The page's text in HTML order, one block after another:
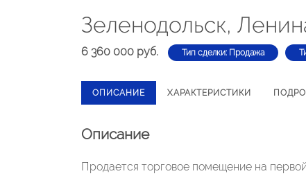
Зеленодольск,
6 360 000 руб. Тип сделки: Продажа
ОПИСАНИЕ ХАРАКТЕРИСТИКИ
Описание
Продается торговое помещение на